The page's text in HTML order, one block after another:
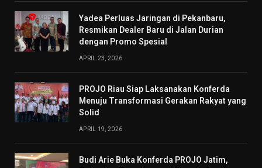
Yadea Perluas Jaringan di Pekanbaru,
Resmikan Dealer Baru di Jalan Durian
dengan Promo Spesial
APRIL 23, 2026
PROJO Riau Siap Laksanakan Konferda
Menuju Transformasi Gerakan Rakyat yang
Solid
APRIL 19, 2026
Budi Arie Buka Konferda PROJO Jatim,